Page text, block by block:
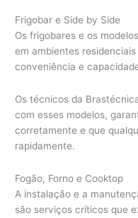
Frigobar e Side by Side
Os frigobares e os
em ambientes
conveniência e
Os técnicos da
com esses modelos,
corretamente e que
rapidamente.
Fogão, Forno e Cooktop
A instalação e a
são serviços críticos que